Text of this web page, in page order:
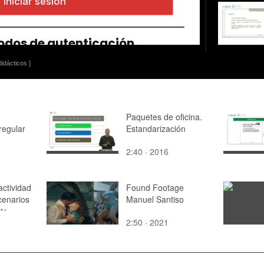
]
Paquetes de oficina.
Estandarización
2:40 · 2016
Found Footage
Manuel Santiso
2:50 · 2021